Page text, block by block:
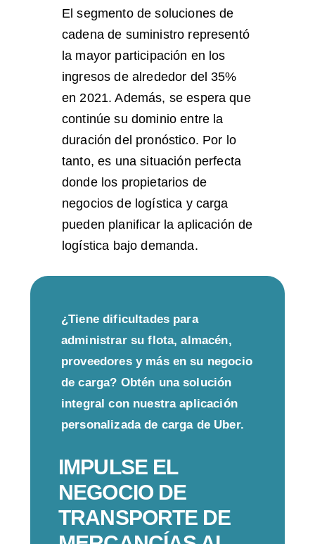
El segmento de soluciones de
cadena de suministro representó
la mayor participación en los
ingresos de alrededor del 35%
en 2021. Además, se espera que
continúe su dominio entre la
duración del pronóstico. Por lo
tanto, es una situación perfecta
donde los propietarios de
negocios de logística y carga
pueden planificar la aplicación de
logística bajo demanda.
¿Tiene dificultades para
administrar su flota, almacén,
proveedores y más en su negocio
de carga? Obtén una solución
integral con nuestra aplicación
personalizada de carga de Uber.
IMPULSE EL
NEGOCIO DE
TRANSPORTE DE